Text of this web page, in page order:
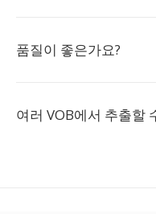
품질이 좋은가요?
여러 VOB에서 추출할